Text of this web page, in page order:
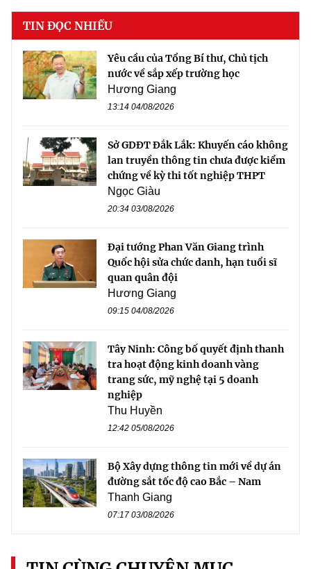
TIN ĐỌC NHIỀU
Yêu cầu của Tổng Bí thư, Chủ tịch
nước về sắp xếp trường học
Hương Giang
13:14 04/08/2026
Sở GDĐT Đắk Lắk: Khuyến cáo không
lan truyền thông tin chưa được kiểm
chứng về kỳ thi tốt nghiệp THPT
Ngọc Giàu
20:34 03/08/2026
Đại tướng Phan Văn Giang trình
Quốc hội sửa chức danh, hạn tuổi sĩ
quan quân đội
Hương Giang
09:15 04/08/2026
Tây Ninh: Công bố quyết định thanh
tra hoạt động kinh doanh vàng
trang sức, mỹ nghệ tại 5 doanh
nghiệp
Thu Huyền
12:42 05/08/2026
Bộ Xây dựng thông tin mới về dự án
đường sắt tốc độ cao Bắc – Nam
Thanh Giang
07:17 03/08/2026